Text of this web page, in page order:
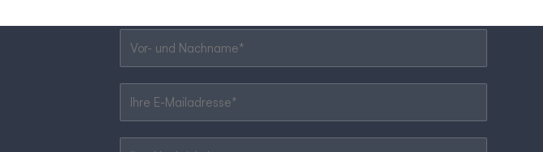
Pflichtfeld
Vor- und Nachname*
Pflichtfeld
Ihre E-Mailadresse*
Pflichtfeld
Ihre Nachricht*